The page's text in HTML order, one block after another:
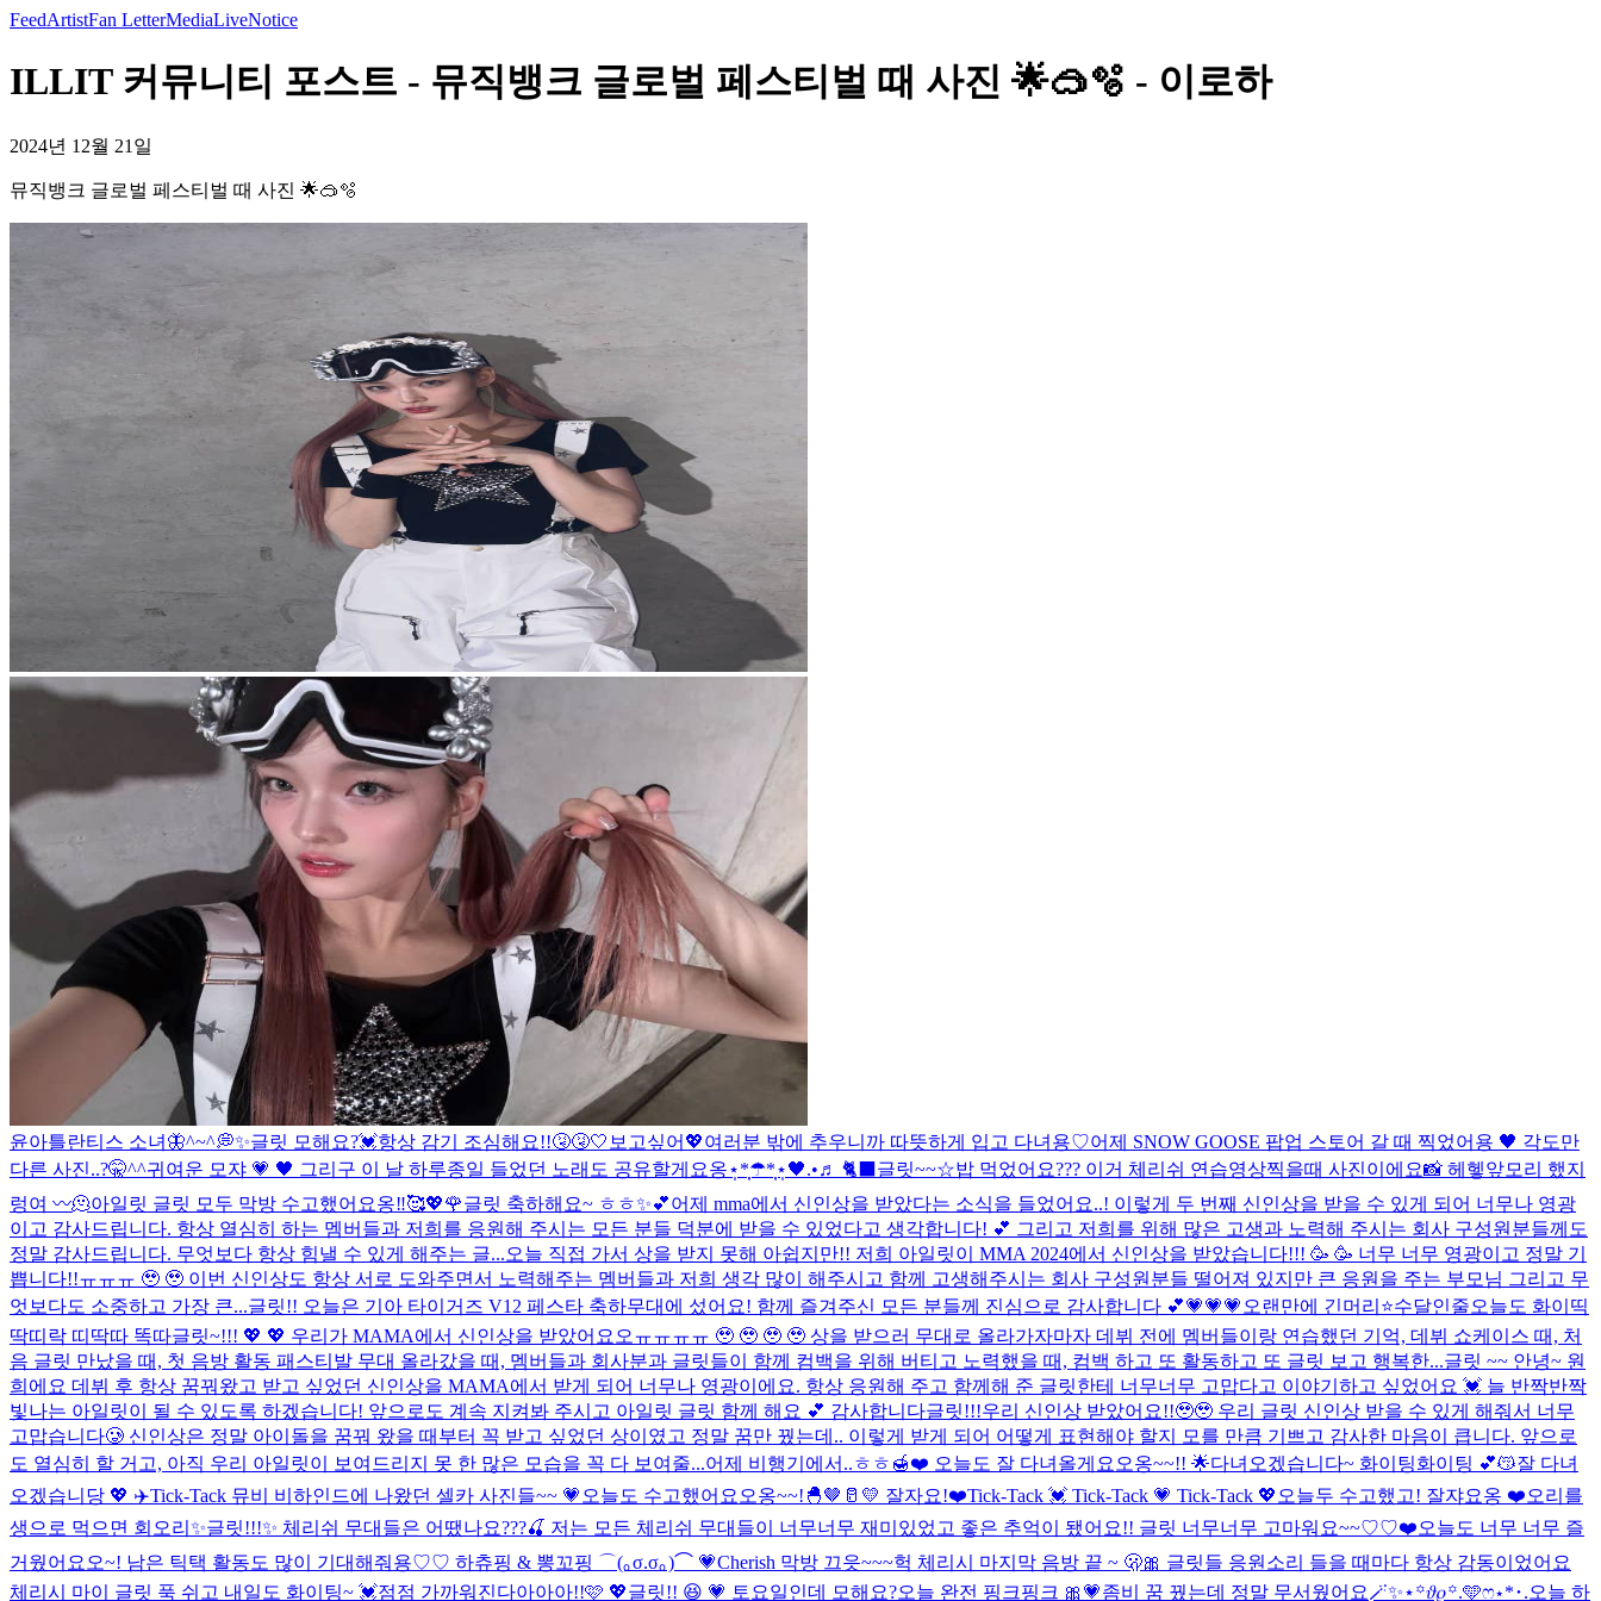
FeedArtistFan LetterMediaLiveNotice
ILLIT 커뮤니티 포스트 - 뮤직뱅크 글로벌 페스티벌 때 사진 🌟🥽🫧 - 이로하
2024년 12월 21일
뮤직뱅크 글로벌 페스티벌 때 사진 🌟🥽🫧
윤아틀란티스 소녀🦋^~^💭✨글릿 모해요?💓항상 감기 조심해요!!🤧🤧🤍 보고싶어💖여러분 밖에 추우니까 따뜻하게 입고 다녀용♡어제 SNOW GOOSE 팝업 스토어 갈 때 찍었어용 🖤 각도만
다른 사진..?🤫^^귀여운 모쟈 💗 🖤 그리구 이 날 하루종일 들었던 노래도 공유할게요옹⋆̩*̣̩☂︎*̣̩⋆̩🖤.•♬ 🐈‍⬛ 글릿~~☆밥 먹었어요??? 이거 체리쉬 연습영상찍을때 사진이에요📸 헤헿앞모리 했지
렁여 〰️🫠아일릿 글릿 모두 막방 수고했어요옹‼︎🥰💖🌹글릿 축하해요~ ㅎㅎ✨💕어제 mma에서 신인상을 받았다는 소식을 들었어요..! 이렇게 두 번째 신인상을 받을 수 있게 되어 너무나 영광
이고 감사드립니다. 항상 열심히 하는 멤버들과 저희를 응원해 주시는 모든 분들 덕분에 받을 수 있었다고 생각합니다! 💕 그리고 저희를 위해 많은 고생과 노력해 주시는 회사 구성원분들께도
정말 감사드립니다. 무엇보다 항상 힘낼 수 있게 해주는 글...오늘 직접 가서 상을 받지 못해 아쉽지만!! 저희 아일릿이 MMA 2024에서 신인상을 받았습니다!!! 🥳 🥳 너무 너무 영광이고 정말 기
쁩니다!!ㅠㅠㅠ 🥹 🥹 이번 신인상도 항상 서로 도와주면서 노력해주는 멤버들과 저희 생각 많이 해주시고 함께 고생해주시는 회사 구성원분들 떨어져 있지만 큰 응원을 주는 부모님 그리고 무
엇보다도 소중하고 가장 큰...글릿!! 오늘은 기아 타이거즈 V12 페스타 축하무대에 섰어요! 함께 즐겨주신 모든 분들께 진심으로 감사합니다 💕💗💗💗 오랜만에 긴머리⭐수달인줄오늘도 화이띡
딱띠락 띠딱따 똑따글릿~!!! 💖 💖 우리가 MAMA에서 신인상을 받았어요오ㅠㅠㅠㅠ 🥹 🥹 🥹 🥹 상을 받으러 무대로 올라가자마자 데뷔 전에 멤버들이랑 연습했던 기억, 데뷔 쇼케이스 때, 처
음 글릿 만났을 때, 첫 음방 활동 패스티발 무대 올라갔을 때, 멤버들과 회사분과 글릿들이 함께 컴백을 위해 버티고 노력했을 때, 컴백 하고 또 활동하고 또 글릿 보고 행복한...글릿 ~~ 안녕~ 원
희에요 데뷔 후 항상 꿈꿔왔고 받고 싶었던 신인상을 MAMA에서 받게 되어 너무나 영광이에요. 항상 응원해 주고 함께해 준 글릿한테 너무너무 고맙다고 이야기하고 싶었어요 💓 늘 반짝반짝
빛나는 아일릿이 될 수 있도록 하겠습니다! 앞으로도 계속 지켜봐 주시고 아일릿 글릿 함께 해요 💕 감사합니다글릿!!!우리 신인상 받았어요!!🥹🥹 우리 글릿 신인상 받을 수 있게 해줘서 너무
고맙습니다🥲 신인상은 정말 아이돌을 꿈꿔 왔을 때부터 꼭 받고 싶었던 상이였고 정말 꿈만 꿨는데.. 이렇게 받게 되어 어떻게 표현해야 할지 모를 만큼 기쁘고 감사한 마음이 큽니다. 앞으로
도 열심히 할 거고, 아직 우리 아일릿이 보여드리지 못 한 많은 모습을 꼭 다 보여줄...어제 비행기에서..ㅎㅎ🍯❤️ 오늘도 잘 다녀올게요오옹~~!! 🌟다녀오겠습니다~ 화이팅화이팅 💕😽잘 다녀
오겠습니당 💖 ✈️Tick-Tack 뮤비 비하인드에 나왔던 셀카 사진들~~ 💗 오늘도 수고했어요오옹~~!🐣🤎🥛💛 잘자요!❤️Tick-Tack 💓 Tick-Tack 💗 Tick-Tack 💖 오늘두 수고했고! 잘쟈요옹 ❤️오리를
생으로 먹으면 회오리 ✨글릿!!!✨ 체리쉬 무대들은 어땠나요???🍒 저는 모든 체리쉬 무대들이 너무너무 재미있었고 좋은 추억이 됐어요!! 글릿 너무너무 고마워요~~♡♡❤️오늘도 너무 너무 즐
거웠어요오~! 남은 틱택 활동도 많이 기대해줘용♡♡ 하츄핑 & 뽕꼬핑 ⌒(｡σ.σ｡)⌒ 💗Cherish 막방 끄읏~~~헉 체리시 마지막 음방 끝 ~ 🫢🎀 글릿들 응원소리 들을 때마다 항상 감동이었어요
체리시 마이 글릿 푹 쉬고 내일도 화이팅~ 💓점점 가까워진다아아아!!🩷 💖글릿!! 😆 💗 토요일인데 모해요?오늘 완전 핑크핑크 🎀💗좀비 꿈 꿨는데 정말 무서웠어요 🪄︎︎✨⋆꙳𝜗𝜚꙳.‬️🩵ෆ‪⋆*･.오늘 하